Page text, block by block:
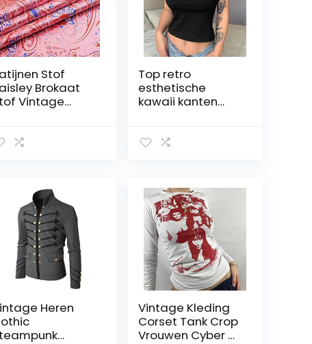
Stof
Brokaat
Vintage
Kleding
Tafelkleed
Kimono
Wikkeldoek
Bekleding Huis
Accenten
75x100cm(Color:2
PINK)
Top retro
esthetische
kawaii kanten
meisje korset vest
Heren
Vintage Kleding
Corset Tank Crop
Vrouwen Cyber ​​